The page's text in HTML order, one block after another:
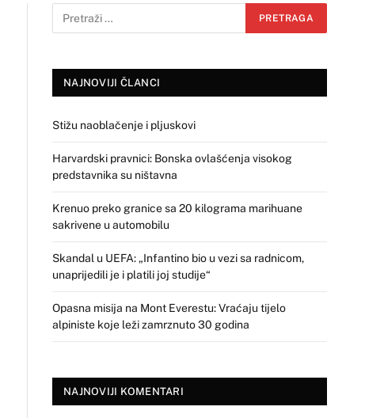
NAJNOVIJI ČLANCI
Stižu naoblačenje i pljuskovi
Harvardski pravnici: Bonska ovlašćenja visokog
predstavnika su ništavna
Krenuo preko granice sa 20 kilograma marihuane
sakrivene u automobilu
Skandal u UEFA: „Infantino bio u vezi sa radnicom,
unaprijedili je i platili joj studije“
Opasna misija na Mont Everestu: Vraćaju tijelo
alpiniste koje leži zamrznuto 30 godina
NAJNOVIJI KOMENTARI